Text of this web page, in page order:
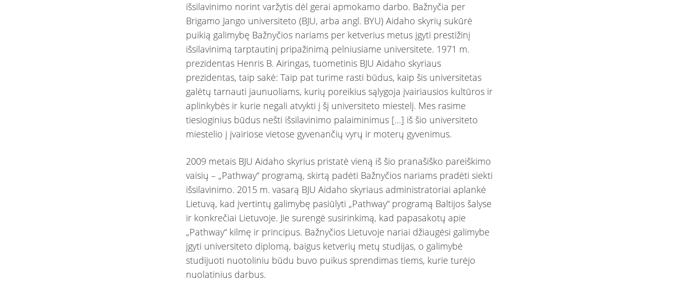
išsilavinimo norint varžytis dėl gerai apmokamo darbo. Bažnyčia per
Brigamo Jango universiteto (BJU, arba angl. BYU) Aidaho skyrių sukūrė
puikią galimybę Bažnyčios nariams per ketverius metus įgyti prestižinį
išsilavinimą tarptautinį pripažinimą pelniusiame universitete. 1971 m.
prezidentas Henris B. Airingas, tuometinis BJU Aidaho skyriaus
prezidentas, taip sakė: Taip pat turime rasti būdus, kaip šis universitetas
galėtų tarnauti jaunuoliams, kurių poreikius sąlygoja įvairiausios kultūros ir
aplinkybės ir kurie negali atvykti į šį universiteto miestelį. Mes rasime
tiesioginius būdus nešti išsilavinimo palaiminimus […] iš šio universiteto
miestelio į įvairiose vietose gyvenančių vyrų ir moterų gyvenimus.
2009 metais BJU Aidaho skyrius pristatė vieną iš šio pranašiško pareiškimo
vaisių – „Pathway“ programą, skirtą padėti Bažnyčios nariams pradėti siekti
išsilavinimo. 2015 m. vasarą BJU Aidaho skyriaus administratoriai aplankė
Lietuvą, kad įvertintų galimybę pasiūlyti „Pathway“ programą Baltijos šalyse
ir konkrečiai Lietuvoje. Jie surengė susirinkimą, kad papasakotų apie
„Pathway“ kilmę ir principus. Bažnyčios Lietuvoje nariai džiaugėsi galimybe
įgyti universiteto diplomą, baigus ketverių metų studijas, o galimybė
studijuoti nuotoliniu būdu buvo puikus sprendimas tiems, kurie turėjo
nuolatinius darbus.